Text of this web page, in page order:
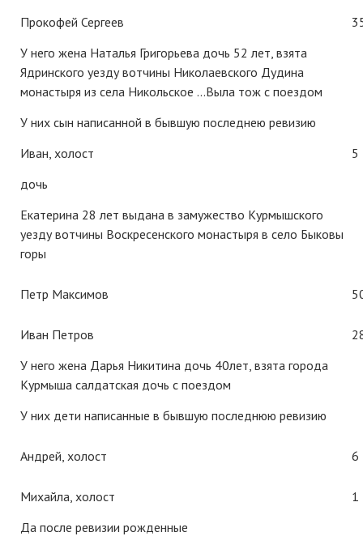
Прокофей Сергеев
У него жена Наталья Григорьева дочь 52 лет, взята
Ядринского уезду вотчины Николаевского Дудина
монастыря из села Никольское …Выла тож с поездом
У них сын написанной в бывшую последнею ревизию
Иван, холост
5
дочь
Екатерина 28 лет выдана в замужество Курмышского
уезду вотчины Воскресенского монастыря в село Быковы
горы
Петр Максимов
Иван Петров
У него жена Дарья Никитина дочь 40лет, взята города
Курмыша салдатская дочь с поездом
У них дети написанные в бывшую последнюю ревизию
Андрей, холост 6
Михайла, холост
1
Да после ревизии рожденные